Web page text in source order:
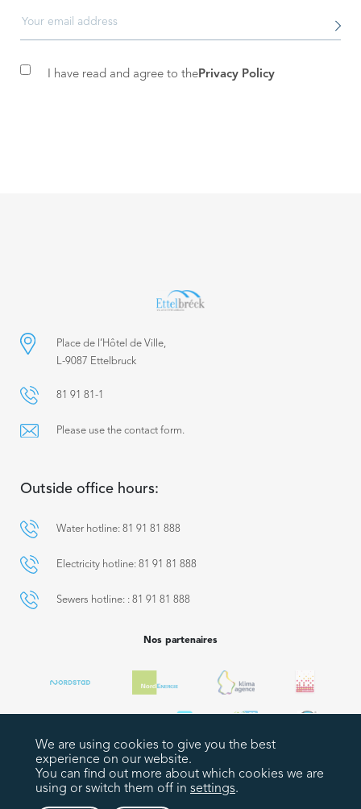
I have read and agree to thePrivacy Policy
Place de l’Hôtel de Ville,
L-9087 Ettelbruck
81 91 81-1
Please use the contact form.
Outside office hours:
Water hotline: 81 91 81 888
Electricity hotline: 81 91 81 888
Sewers hotline: : 81 91 81 888
Nos partenaires
Plan du site Legal notices Politique de confidentialité
We are using cookies to give you the best
experience on our website.
You can find out more about which cookies we are
using or switch them off in settings.